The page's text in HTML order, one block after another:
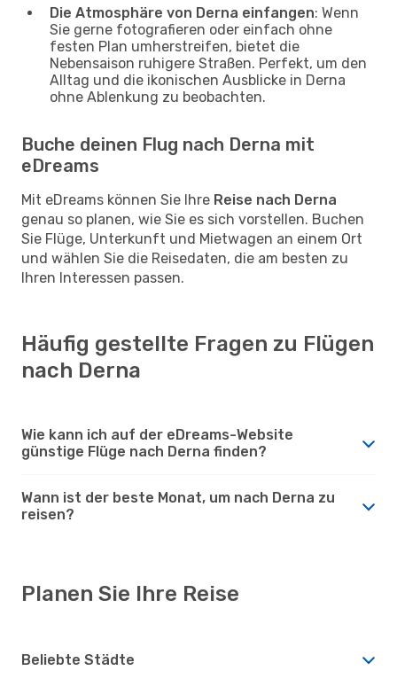
Die Atmosphäre von Derna einfangen: Wenn
Sie gerne fotografieren oder einfach ohne
festen Plan umherstreifen, bietet die
Nebensaison ruhigere Straßen. Perfekt, um den
Alltag und die ikonischen Ausblicke in Derna
ohne Ablenkung zu beobachten.
Buche deinen Flug nach Derna mit
eDreams
Mit eDreams können Sie Ihre Reise nach Derna
genau so planen, wie Sie es sich vorstellen. Buchen
Sie Flüge, Unterkunft und Mietwagen an einem Ort
und wählen Sie die Reisedaten, die am besten zu
Ihren Interessen passen.
Häufig gestellte Fragen zu Flügen
nach Derna
Wie kann ich auf der eDreams-Website
günstige Flüge nach Derna finden?
Wann ist der beste Monat, um nach Derna zu
reisen?
Planen Sie Ihre Reise
Beliebte Städte